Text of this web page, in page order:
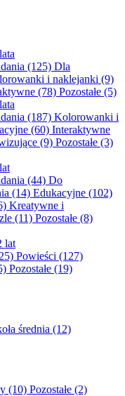
(125) Dla
i naklejanki (9)
(78) Pozostałe (5)
(187) Kolorowanki i
(60) Interaktywne
(9) Pozostałe (3)
(44) Do
(14) Edukacyjne (102)
Kreatywne i
(11) Pozostałe (8)
lat
Powieści (127)
Pozostałe (19)
średnia (12)
(10) Pozostałe (2)